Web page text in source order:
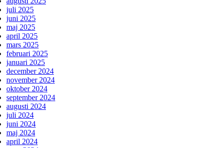
juli 2025
juni 2025
maj 2025
april 2025
mars 2025
februari 2025
januari 2025
december 2024
november 2024
oktober 2024
september 2024
augusti 2024
juli 2024
juni 2024
maj 2024
april 2024